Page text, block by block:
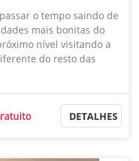
o tempo saindo de
mais bonitas do
nível visitando a
do resto das
DETALHES